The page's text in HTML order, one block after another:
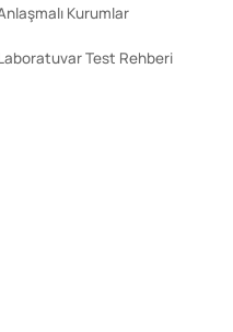
Kurumlar
Test Rehberi